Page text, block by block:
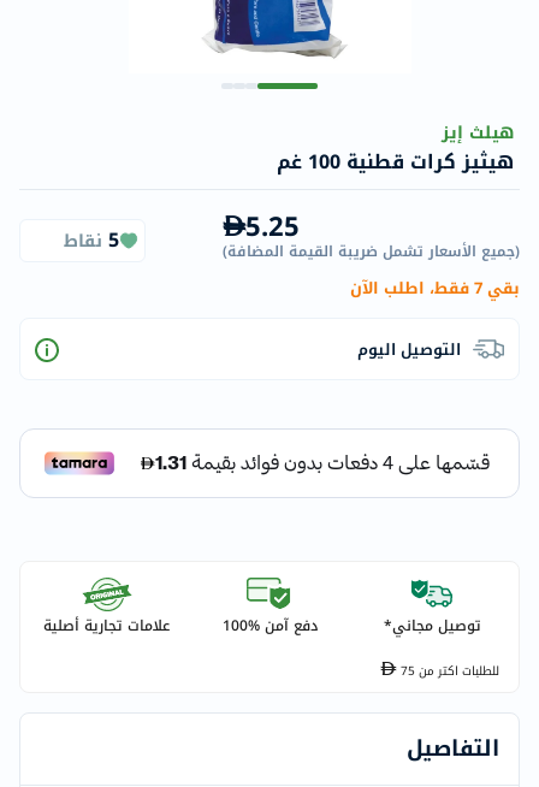
هيلث إيز
هيثيز كرات قطنية 100 غم
5.25 (جميع الأسعار تشمل ضريبة القيمة المضافة)
5 نقاط
بقي 7 فقط، اطلب الآن
التوصيل اليوم
توصيل مجاني* دفع آمن %100 علامات تجارية أصلية
للطلبات اكتر من75
التفاصيل